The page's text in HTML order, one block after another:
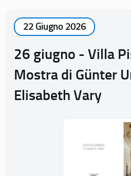
22 Giugno 2026
26 giugno - Villa
Mostra di Günter
Elisabeth Vary